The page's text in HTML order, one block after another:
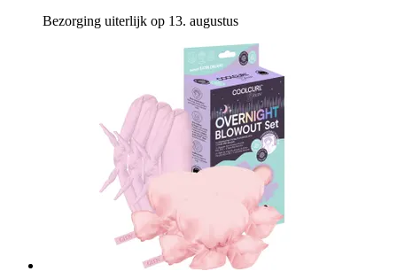
Bezorging uiterlijk op 13. augustus